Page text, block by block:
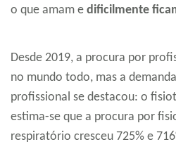
o que amam e dificilmente
Desde 2019, a procura por
no mundo todo, mas a
profissional se destacou: o
estima-se que a procura por
respiratório cresceu 725% e